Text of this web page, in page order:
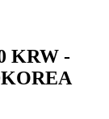
KRW -